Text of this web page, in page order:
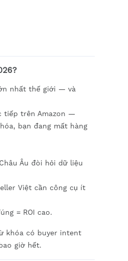
nhất thế giới — và
tiếp trên Amazon —
bạn đang mất hàng
Âu đòi hỏi dữ liệu
Việt cần công cụ ít
= ROI cao.
khóa có buyer intent
giờ hết.